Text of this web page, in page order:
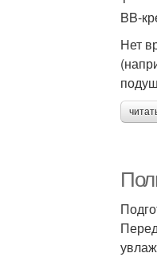
BB-
Нет